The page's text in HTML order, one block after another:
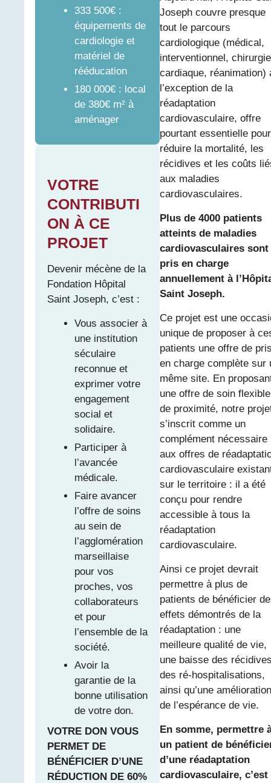
333 500€ :
équipements de
cardiologie et
matériel de
rééducation
180 000€ : local
de 380€ m² à
aménager
VOTRE
CONTRIBUTI
ON À CE
PROJET
Devenir mécène de la
Fondation Hôpital
Saint Joseph, c’est :
Vous associer à
une institution
séculaire
reconnue et
exprimer votre
engagement
social et
solidaire.
Participer à
l’avancée
médicale.
Faire avancer
l’offre de soins
au sein de
l’agglomération
marseillaise
pour vos
proches, vos
collaborateurs
et pour
l’ensemble de la
société.
Avoir la
garantie de la
bonne utilisation
de votre don.
VOTRE DON VOUS
PERMET DE
BÉNÉFICIER D’UNE
RÉDUCTION DE 60%
Joseph couvre presque
tout le parcours
cardiologique (médical,
interventionnel, chirurgie
cardiaque, réanimation)
l’exception de la
réadaptation
cardiovasculaire, offre
pourtant essentielle pour
réduire la mortalité, les
récidives et les coûts
aux maladies
cardiovasculaires.
Plus de 4000 patients
atteints de maladies
cardiovasculaires sont
pris en charge
annuellement à
Saint Joseph.
Ce projet est une
unique de proposer à
patients une offre de
en charge complète sur
même site. En
une offre de soin
de proximité, notre
s’inscrit comme un
complément nécessaire
aux offres de
cardiovasculaire
sur le territoire : il a été
conçu pour rendre
accessible à tous la
réadaptation
cardiovasculaire.
Ainsi ce projet devrait
permettre à plus de
patients de bénéficier
effets démontrés de la
réadaptation : une
meilleure qualité de vie,
une baisse des
des ré-hospitalisations,
ainsi qu’une amélioration
de l’espérance de vie.
En somme, permettre
un patient de
d’une réadaptation
cardiovasculaire,